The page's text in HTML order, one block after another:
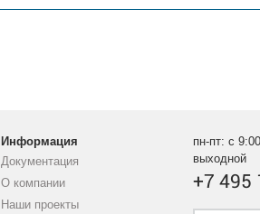
Информация
Документация
О компании
Наши проекты
пн-пт: с
выходной
+7 495